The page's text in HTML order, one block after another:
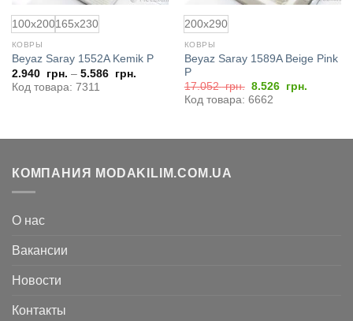
100x200165x230
КОВРЫ
Beyaz Saray 1552A Kemik P
2.940 грн. – 5.586 грн.
Код товара: 7311
200x290
КОВРЫ
Beyaz Saray 1589A Beige Pink
P
17.052грн. Первоначальная
цена
составляла
8.526 грн.Текущая
Код товара: 6662
КОМПАНИЯ MODAKILIM.COM.UA
О нас
Вакансии
Новости
Контакты